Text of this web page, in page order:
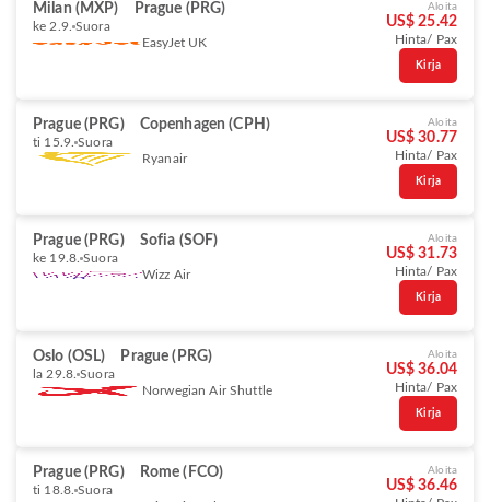
Milan (MXP) Prague (PRG)
ke 2.9. Suora
EasyJet UK
Aloita
US$ 25.42
Hinta/ Pax
Kirja
Prague (PRG) Copenhagen (CPH)
ti 15.9. Suora
Ryanair
Aloita
US$ 30.77
Hinta/ Pax
Kirja
Prague (PRG) Sofia (SOF)
ke 19.8. Suora
Wizz Air
Aloita
US$ 31.73
Hinta/ Pax
Kirja
Oslo (OSL) Prague (PRG)
la 29.8. Suora
Norwegian Air Shuttle
Aloita
US$ 36.04
Hinta/ Pax
Kirja
Prague (PRG) Rome (FCO)
ti 18.8. Suora
Aloita
US$ 36.46